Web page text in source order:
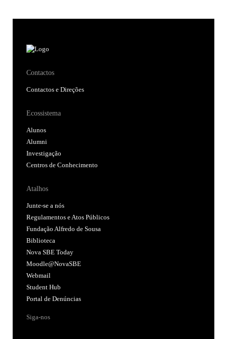
Contactos
Contactos e Direções
Ecossistema
Alunos
Alumni
Investigação
Centros de Conhecimento
Atalhos
Junte-se a nós
Regulamentos e Atos Públicos
Fundação Alfredo de Sousa
Biblioteca
Nova SBE Today
Moodle@NovaSBE
Webmail
Student Hub
Portal de Denúncias
Siga-nos